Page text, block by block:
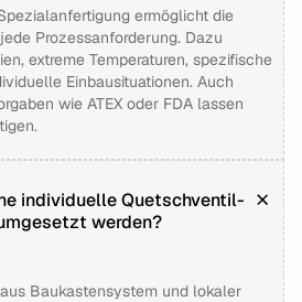
ermöglicht die
Prozessanforderung. Dazu
extreme Temperaturen, spezifische
Einbausituationen. Auch
wie ATEX oder FDA lassen
individuelle Quetschventil-
werden?
Baukastensystem und lokaler